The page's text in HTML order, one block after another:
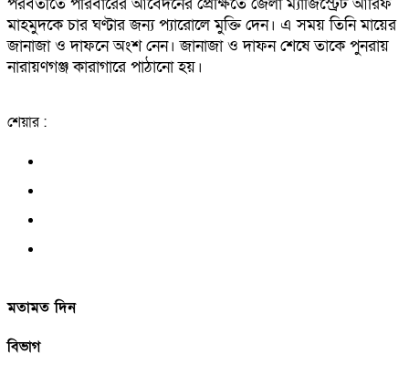
মাহমুদকে চার ঘণ্টার জন্য প্যারোলে মুক্তি দেন। এ সময় তিনি মায়ের
জানাজা ও দাফনে অংশ নেন। জানাজা ও দাফন শেষে তাকে পুনরায়
নারায়ণগঞ্জ কারাগারে পাঠানো হয়।
শেয়ার :
মতামত দিন
বিভাগ